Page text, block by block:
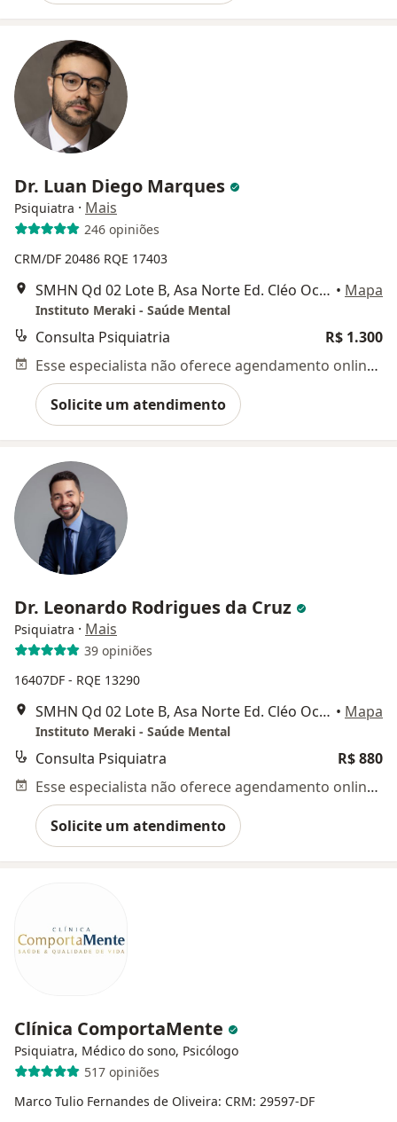
Dr. Luan Diego Marques
Psiquiatra · Mais
246 opiniões
CRM/DF 20486 RQE 17403
SMHN Qd 02 Lote B, Asa Norte Ed. Cléo Octávio - Sala 1105, Brasília • Mapa
Instituto Meraki - Saúde Mental
Consulta Psiquiatria
R$ 1.300
Esse especialista não oferece agendamento online para esse endereço.
Solicite um atendimento
Dr. Leonardo Rodrigues da Cruz
Psiquiatra · Mais
39 opiniões
16407DF - RQE 13290
SMHN Qd 02 Lote B, Asa Norte Ed. Cléo Octávio - Sala 1105, Brasília • Mapa
Instituto Meraki - Saúde Mental
Consulta Psiquiatra
R$ 880
Esse especialista não oferece agendamento online para esse endereço.
Solicite um atendimento
Clínica ComportaMente
Psiquiatra, Médico do sono, Psicólogo
517 opiniões
Marco Tulio Fernandes de Oliveira: CRM: 29597-DF